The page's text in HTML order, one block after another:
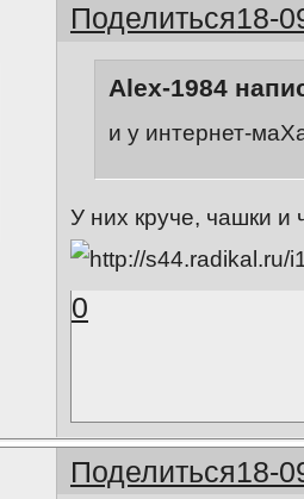
Поделиться18-
Alex-1984
и у интернет-
У них круче, чашки
0
Поделиться18-